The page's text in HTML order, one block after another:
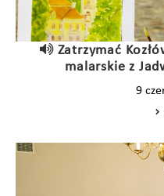
Zatrzymać
malarskie z
9